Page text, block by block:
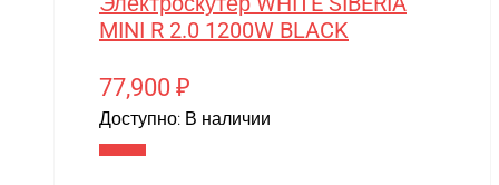
MINI R 2.0 1200W BLACK
77,900 ₽
Доступно: В наличии